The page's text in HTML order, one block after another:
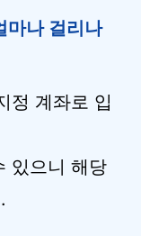
마나 걸리나
정 계좌로 입
있으니 해당